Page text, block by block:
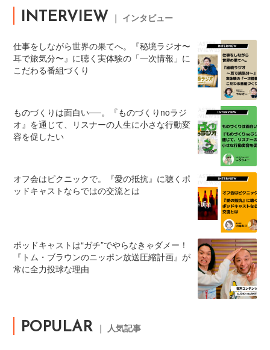
INTERVIEW ｜ インタビュー
仕事をしながら世界の果てへ。『秘境ラジオ〜
耳で旅気分〜』に聴く実体験の「一次情報」に
こだわる番組づくり
ものづくりは面白い──。『ものづくりnoラジ
オ』を通じて、リスナーの人生に小さな行動変
容を促したい
オフ会はピクニックで。『愛の抵抗』に聴くポ
ッドキャストならではの交流とは
ポッドキャストは“ガチ”でやらなきゃダメー！
『トム・ブラウンのニッポン放送圧縮計画』が
常に全力投球な理由
POPULAR ｜ 人気記事